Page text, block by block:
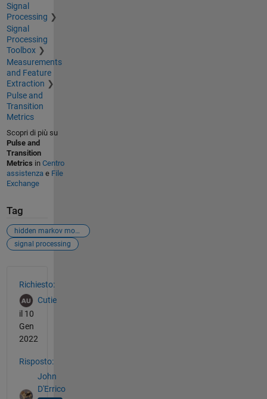
Signal
Processing
Signal
Processing
Toolbox
Measurements
and Feature
Extraction
Pulse and
Transition
Metrics
Scopri di più su
Pulse and
Transition
Metrics in Centro
assistenza e File
Exchange
Tag
hidden markov model (hmm)
signal processing
Richiesto:
Cutie
il 10
Gen
2022
Risposto:
John
D'Errico